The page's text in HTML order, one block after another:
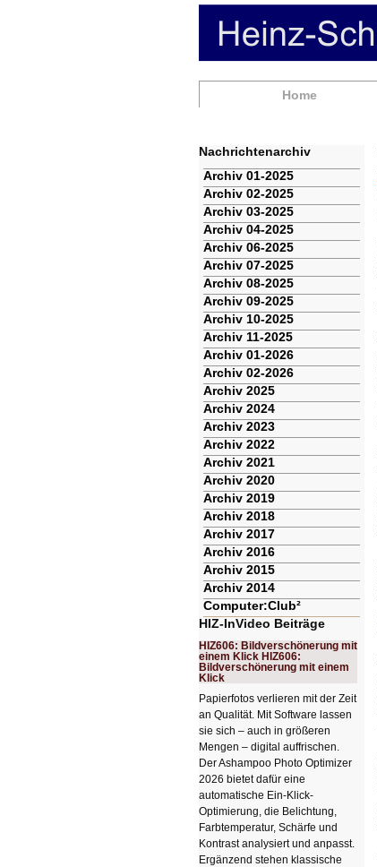
Navigation
Home
Nachrichtenarchiv
Navigation
überspringen
Archiv 01-2025
Archiv 02-2025
Archiv 03-2025
Archiv 04-2025
Archiv 06-2025
Archiv 07-2025
Archiv 08-2025
Archiv 09-2025
Archiv 10-2025
Archiv 11-2025
Archiv 01-2026
Archiv 02-2026
Archiv 2025
Archiv 2024
Archiv 2023
Archiv 2022
Archiv 2021
Archiv 2020
Archiv 2019
Archiv 2018
Archiv 2017
Archiv 2016
Archiv 2015
Archiv 2014
Computer:Club²
HIZ-InVideo Beiträge
HIZ606: Bildverschönerung mit
einem Klick HIZ606:
Bildverschönerung mit einem
Klick
Papierfotos verlieren mit der Zeit
an Qualität. Mit Software lassen
sie sich – auch in größeren
Mengen – digital auffrischen.
Der Ashampoo Photo Optimizer
2026 bietet dafür eine
automatische Ein-Klick-
Optimierung, die Belichtung,
Farbtemperatur, Schärfe und
Kontrast analysiert und anpasst.
Ergänzend stehen klassische